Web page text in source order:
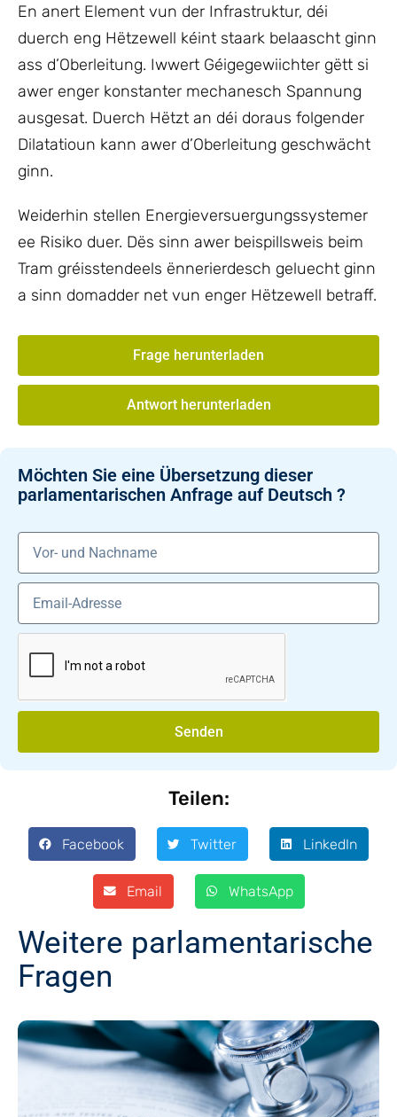
En anert Element vun der Infrastruktur, déi
duerch eng Hëtzewell kéint staark belaascht ginn
ass d’Oberleitung. Iwwert Géigegewiichter gëtt si
awer enger konstanter mechanesch Spannung
ausgesat. Duerch Hëtzt an déi doraus folgender
Dilatatioun kann awer d’Oberleitung geschwächt
ginn.
Weiderhin stellen Energieversuergungssystemer
ee Risiko duer. Dës sinn awer beispillsweis beim
Tram gréisstendeels ënnerierdesch geluecht ginn
a sinn domadder net vun enger Hëtzewell betraff.
Frage herunterladen
Antwort herunterladen
Möchten Sie eine Übersetzung dieser
parlamentarischen Anfrage auf Deutsch ?
Senden
Teilen:
Facebook Twitter LinkedIn
Email WhatsApp
Weitere parlamentarische
Fragen